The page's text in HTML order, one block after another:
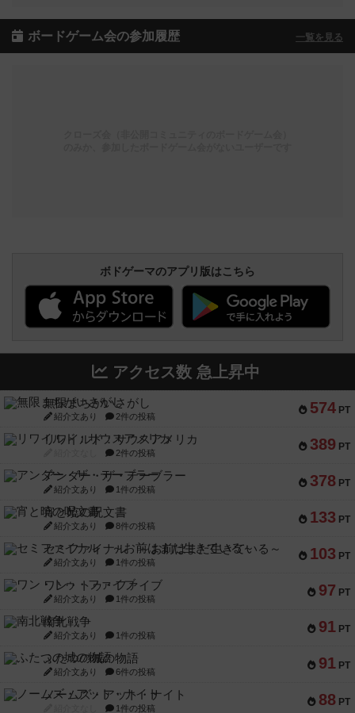
ボードゲーム会の参加履歴 一覧を見る
ボドゲーマのアプリ版はこちら
アクセス数 急上昇中
574 PT
無限まちがいさがし
紹介文あり 2件の投稿
389 PT
リワイルド：サウスアメリカ
2件の投稿
378 PT
アンダー・ザ・テーブラー
紹介文あり 1件の投稿
133 PT
宵と暁の呪文書
紹介文あり 8件の投稿
103 PT
セミファイナル ～お前はまだ生きている～
紹介文あり 1件の投稿
97 PT
ワン・トゥ・ファイブ
紹介文あり 1件の投稿
91 PT
南北戦争
紹介文あり 1件の投稿
91 PT
ふたつの城の物語
紹介文あり 6件の投稿
88 PT
ノームズ・アット・ナイト
1件の投稿